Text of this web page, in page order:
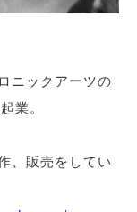
ニックアーツの
業。
、販売をしてい